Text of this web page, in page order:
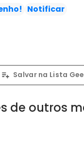
Cósmico!Notificar
Salvar na Lista
de outros